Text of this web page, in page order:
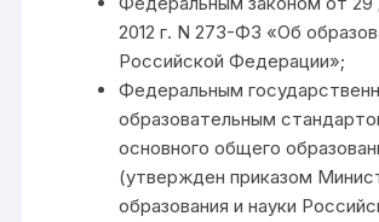
2012 г. N 273-Ф3 «Об
Российской Федерации»;
Федеральным
образовательным
основного общего
(утвержден приказом
образования и науки